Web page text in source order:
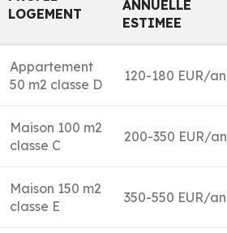
LOGEMENT
ANNUELLE
ESTIMEE
Appartement
50 m2 classe D
120-180 EUR/an
Maison 100 m2
classe C
200-350 EUR/an
Maison 150 m2
classe E
350-550 EUR/an